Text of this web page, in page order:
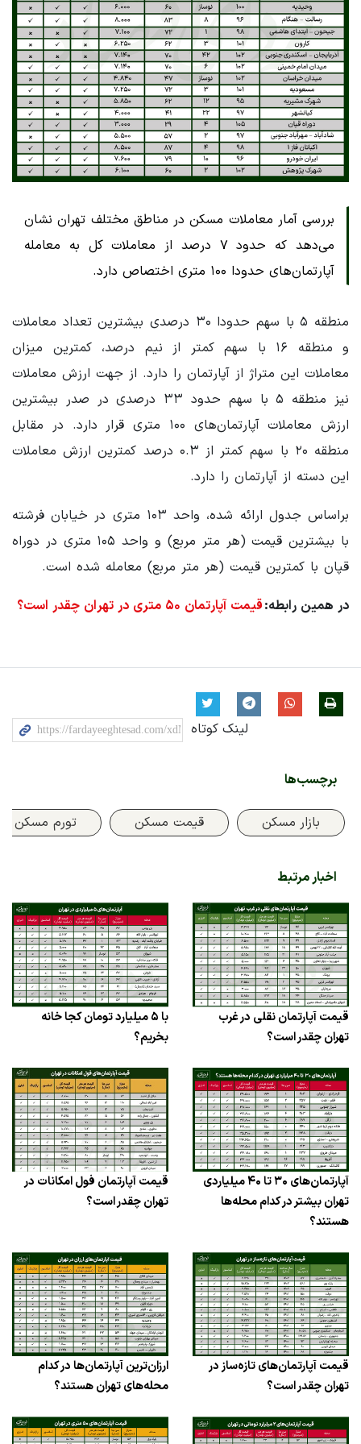
بررسی آمار معاملات مسکن در مناطق مختلف تهران نشان
می‌دهد که حدود ۷ درصد از معاملات کل به معامله
آپارتمان‌های حدودا ۱۰۰ متری اختصاص دارد.
منطقه ۵ با سهم حدودا ۳۰ درصدی بیشترین تعداد معاملات
و منطقه ۱۶ با سهم کمتر از نیم درصد، کمترین میزان
معاملات این متراژ از آپارتمان را دارد. از جهت ارزش معاملات
نیز منطقه ۵ با سهم حدود ۳۳ درصدی در صدر بیشترین
ارزش معاملات آپارتمان‌های ۱۰۰ متری قرار دارد. در مقابل
منطقه ۲۰ با سهم کمتر از ۰.۳ درصد کمترین ارزش معاملات
این دسته از آپارتمان را دارد.
براساس جدول ارائه شده، واحد ۱۰۳ متری در خیابان فرشته
با بیشترین قیمت (هر متر مربع) و واحد ۱۰۵ متری در دوراه
قپان با کمترین قیمت (هر متر مربع) معامله شده است.
در همین رابطه:قیمت آپارتمان‌ ۵۰ متری در تهران چقدر است؟
لینک کوتاه
برچسب‌ها
بازار مسکن قیمت مسکن تورم مسکن
اخبار مرتبط
قیمت آپارتمان‌ نقلی در غرب
تهران چقدر است؟
با ۵ میلیارد تومان کجا خانه
بخریم؟
آپارتمان‌های ۳۰ تا ۴۰ میلیاردی
تهران بیشتر در کدام محله‌ها
هستند؟
قیمت آپارتمان‌ فول امکانات در
تهران چقدر است؟
قیمت آپارتمان‌های تازه‌ساز در
تهران چقدر است؟
ارزان‌ترین آپارتمان‌ها در کدام
محله‌های تهران هستند؟